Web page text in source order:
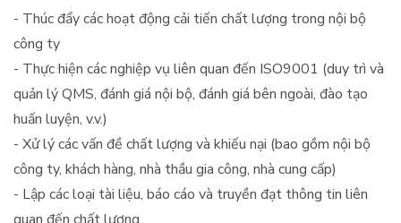
- Thúc đẩy các hoạt động cải tiến chất lượng trong nội bộ
công ty
- Thực hiện các nghiệp vụ liên quan đến ISO9001 (duy trì và
quản lý QMS, đánh giá nội bộ, đánh giá bên ngoài, đào tạo
huấn luyện, v.v.)
- Xử lý các vấn đề chất lượng và khiếu nại (bao gồm nội bộ
công ty, khách hàng, nhà thầu gia công, nhà cung cấp)
- Lập các loại tài liệu, báo cáo và truyền đạt thông tin liên